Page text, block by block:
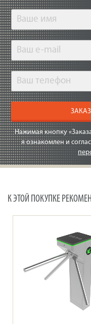
Нажимая кнопку
я ознакомлен и
К ЭТОЙ ПОКУПКЕ